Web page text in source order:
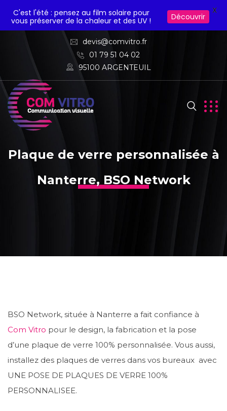
devis@comvitro.fr
01 79 51 04 02
95100 ARGENTEUIL
Plaque de verre personnalisée à
Nanterre, BSO Network
BSO Network, située à Nanterre a fait confiance à
Com Vitro pour le design, la fabrication et la pose
d’une plaque de verre 100% personnalisée. Vous aussi,
installez des plaques de verres dans vos bureaux avec
UNE POSE DE PLAQUES DE VERRE 100%
PERSONNALISEE.
C'est l'été : pensez au film solaire pour
vous préserver de la chaleur et des UV !
Découvrir
X